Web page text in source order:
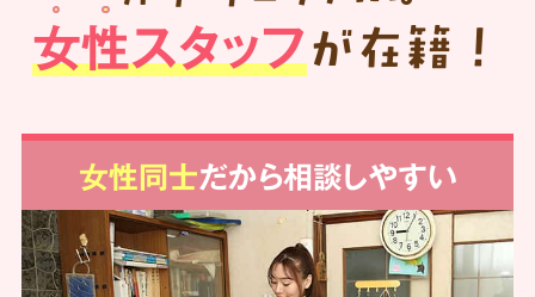
女性スタッフが在籍！
女性同士だから相談しやすい